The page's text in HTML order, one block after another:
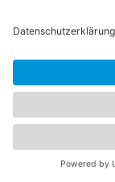
Sie die besten